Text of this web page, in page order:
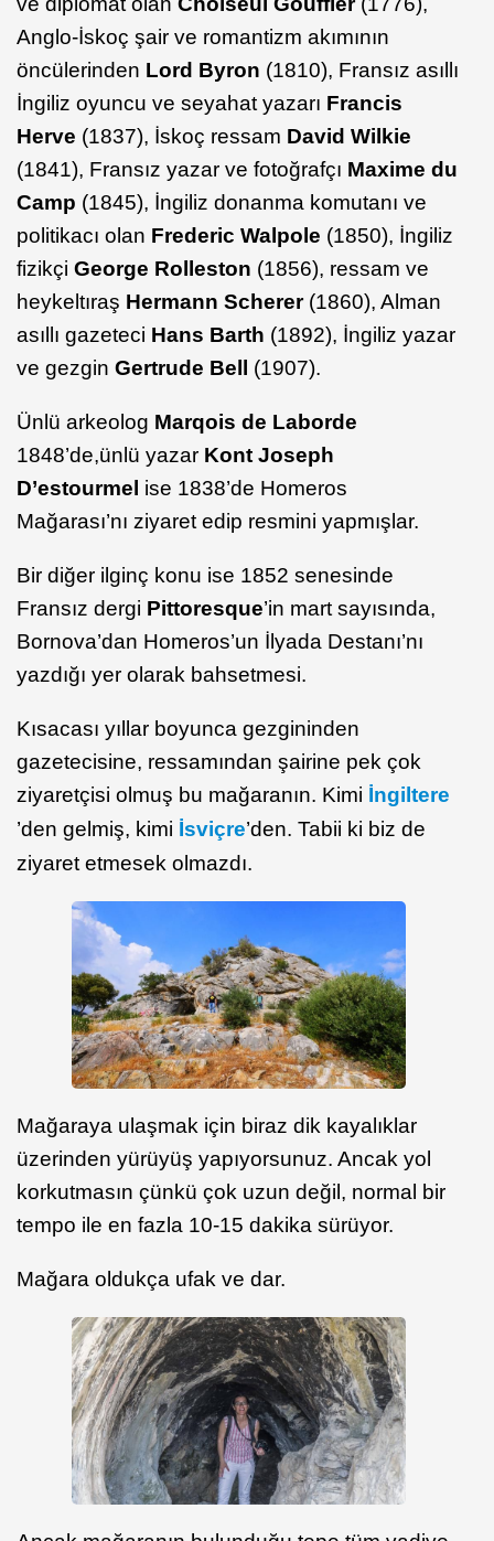
Anglo-İskoç şair ve romantizm akımının
öncülerinden Lord Byron (1810), Fransız asıllı
İngiliz oyuncu ve seyahat yazarı Francis
Herve (1837), İskoç ressam David Wilkie
(1841), Fransız yazar ve fotoğrafçı Maxime du
Camp (1845), İngiliz donanma komutanı ve
politikacı olan Frederic Walpole (1850), İngiliz
fizikçi George Rolleston (1856), ressam ve
heykeltıraş Hermann Scherer(1860), Alman
asıllı gazeteci Hans Barth (1892), İngiliz yazar
ve gezgin Gertrude Bell (1907).
Ünlü arkeolog Marqois de Laborde
1848’de,ünlü yazar Kont Joseph
D’estourmel ise 1838’de Homeros
Mağarası’nı ziyaret edip resmini yapmışlar.
Bir diğer ilginç konu ise 1852 senesinde
Fransız dergi Pittoresque’in mart sayısında,
Bornova’dan Homeros’un İlyada Destanı’nı
yazdığı yer olarak bahsetmesi.
Kısacası yıllar boyunca gezgininden
gazetecisine, ressamından şairine pek çok
ziyaretçisi olmuş bu mağaranın. Kimi İngiltere
’den gelmiş, kimi İsviçre’den. Tabii ki biz de
ziyaret etmesek olmazdı.
Mağaraya ulaşmak için biraz dik kayalıklar
üzerinden yürüyüş yapıyorsunuz. Ancak yol
korkutmasın çünkü çok uzun değil, normal bir
tempo ile en fazla 10-15 dakika sürüyor.
Mağara oldukça ufak ve dar.